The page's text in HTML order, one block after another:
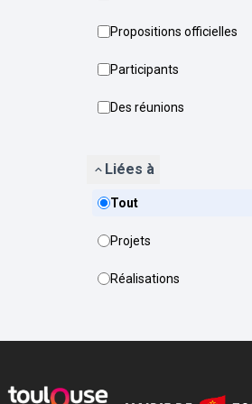
Propositions officielles
Participants
Des réunions
Liées à
Tout
Projets
Réalisations